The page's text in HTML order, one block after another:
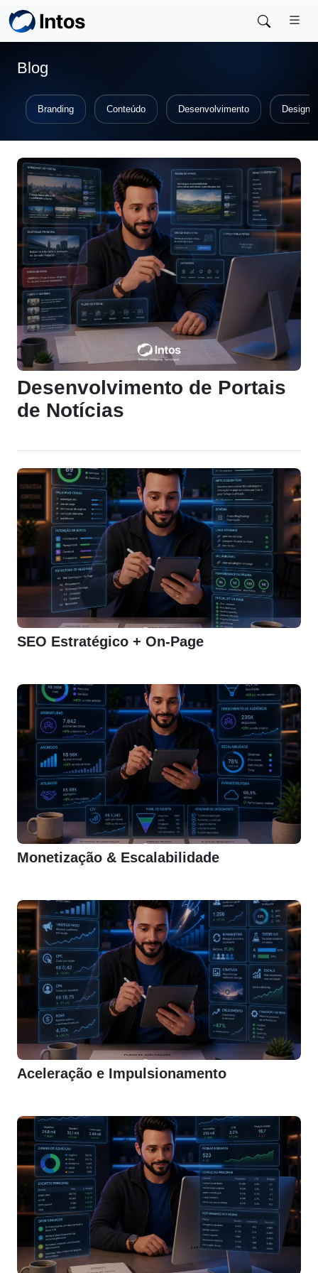
Skip to main content
Blog
Branding Conteúdo Desenvolvimento Design
Desenvolvimento de Portais
de Notícias
SEO Estratégico + On-Page
Monetização & Escalabilidade
Aceleração e Impulsionamento